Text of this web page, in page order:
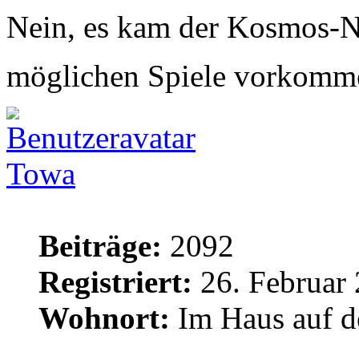
Nein, es kam der Kosmos-
möglichen Spiele
Towa
Beiträge: 2092
Registriert: 26. Februar
Wohnort: Im Haus auf